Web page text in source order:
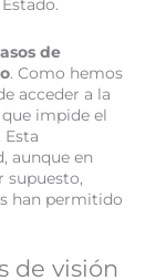
de
. Como hemos
acceder a la
impide el
Esta
aunque en
supuesto,
han permitido
de visión